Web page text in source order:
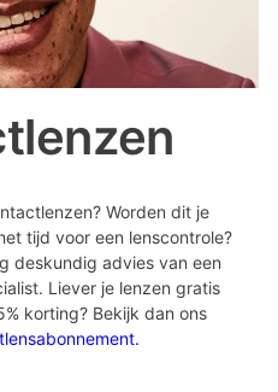
Worden dit je
tijd voor een lenscontrole?
deskundig advies van een
Liever je lenzen gratis
korting? Bekijk dan ons